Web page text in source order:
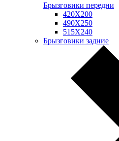
Брызговики передни
420Х200
490Х250
515Х240
Брызговики задние